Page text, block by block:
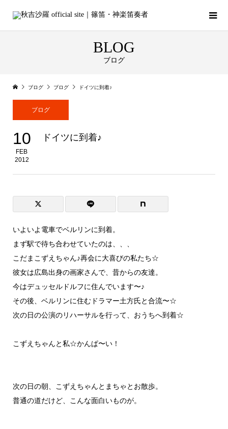
BLOG
ブログ
ブログ ブログ ドイツに到着♪
ブログ
10
FEB
2012
ドイツに到着♪
いよいよ電車でベルリンに到着。
まず駅で待ち合わせていたのは、、、
こだまこずえちゃん♪再会に大喜びの私たち☆
彼女は広島出身の画家さんで、昔からの友達。
今はデュッセルドルフに住んでいます〜♪
その後、ベルリンに住むドラマー土方氏と合流〜☆
次の日の公演のリハーサルを行って、おうちへ到着☆
こずえちゃんと私☆かんぱ〜い！
次の日の朝、こずえちゃんとまちゃとお散歩。
普通の道だけど、こんな面白いものが。